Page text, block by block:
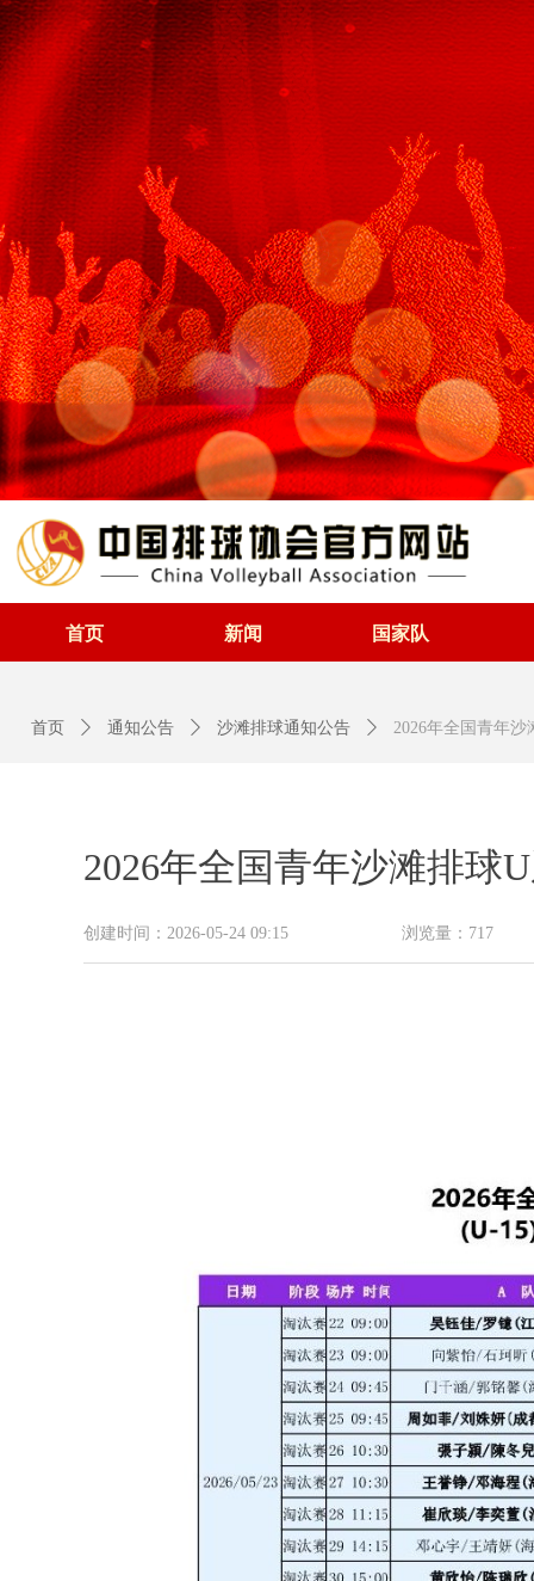
首页 新闻 国家队
2026年全国青年沙滩排球
创建时间： 2026-05-24 09:15 浏览量： 717
首页 ꄲ 通知公告 ꄲ 沙滩排球通知公告 ꄲ 2026年全国青年